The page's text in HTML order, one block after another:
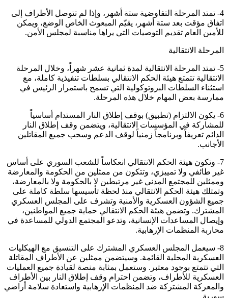
4- تمتد المرحلة التفاوضية ستة أشهر، وإذا لم تتوصل الأطراف إلى
اتفاق مؤقت بعد ستة أشهر، يقيّم المبعوث الخاص الوضع، ويمكن
للأمين العام تقديم التوصيات التي يراها مناسبة لمجلس الأمن.
المرحلة الانتقالية
5- تمتد المرحلة الانتقالية لمدة ثمانية عشر شهراً، وخلال المرحلة
الانتقالية تتمتع هيئة الحكم الانتقالي بسلطات تنفيذية كاملة، مع
استثناء السلطات البروتوكولية التي تسمح باستمرار الرئيس في
ممارسة بعض المهام خلال هذه المرحلة.
6- يكون الالتزام (تطبيق) بوقف إطلاق النار المستدام أساسياً
للمشاركة في المؤسسات الانتقالية، ويتضمن وقف إطلاق النار
الدائم تعريفاً وبرنامجاً زمنياً لوقف الدعم وسحب جميع المقاتلين
الأجانب.
7- وتكون هيئة الحكم الانتقالي انعكاساً للشعب السوري على أساس
غير طائفي ولا تمييزي، وتتكون من ممثلين من الحكومة والمعارضة
وممثلين للمجتمع المدني غير مرتبطين لا بالحكومة ولا بالمعارضة،
وتمتلك هيئة الحكم الانتقالي منذ لحظة تأسيسها سلطة كاملة على
جميع الشؤون العسكرية والأمنية وتشرف على المجلس العسكري
المشترك. وتضمن هيئة الحكم الانتقالي حماية جميع المواطنين،
وإيصال المساعدات الإنسانية، وتدعو المجتمع الدولي للمساعدة في
محاربة المنظمات الإرهابية.
8- سيعمل المجلس العسكري المشترك على التنسيق مع الهيكليات
العسكرية المحلية القائمة. وسيتضمن ممثلين عن الأطراف المقاتلة
التي تتمتع بوجود معتبر. وستعمل بمثابة منصة لقيادة جميع العمليات
العسكرية للأطراف، وتضمن احترام وقف إطلاق النار بين الأطراف
والمعركة المشتركة ضد المنظمات الإرهابية واستعادة سلامة أراضي
سورية.